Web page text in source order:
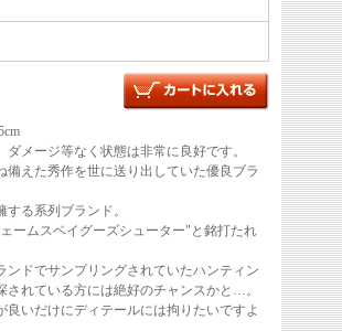
メージ等なく状態は非常に良好です。
えた秀作を世に送り出していた優良ブラ
る系列ブランド。
ームスベイグーズシューター"と銘打たれ
ドでサンプリングされていたハンティン
れている方には絶好のチャンスかと…。
いだけにディテールには拘りたいですよ